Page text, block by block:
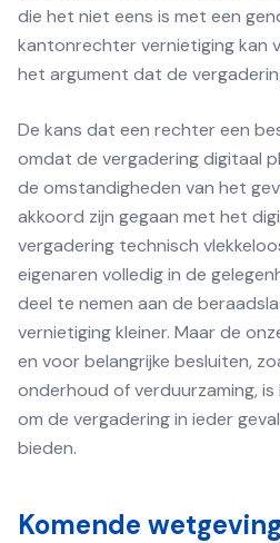
die het niet eens is met een
kantonrechter vernietiging kan
het argument dat de
De kans dat een rechter een
omdat de vergadering digitaal
de omstandigheden van het
akkoord zijn gegaan met het
vergadering technisch
eigenaren volledig in de
deel te nemen aan de
vernietiging kleiner. Maar de
en voor belangrijke besluiten,
onderhoud of verduurzaming,
om de vergadering in ieder
bieden.
Komende wetgeving